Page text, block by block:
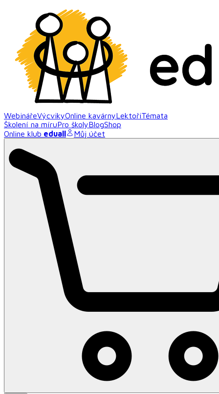
WebinářeVýcvikyOnline kavárnyLektořiTémata
Školení na míruPro školyBlogShop
Online klub eduall Můj účet